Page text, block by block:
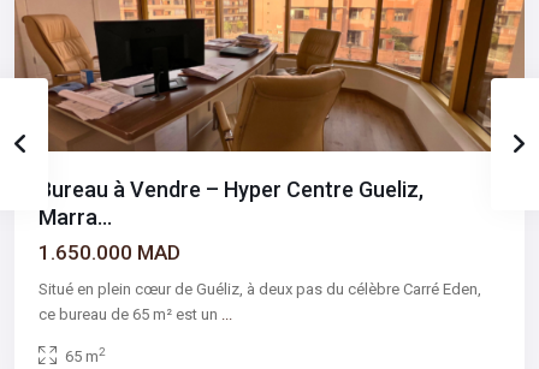
Bureau à Vendre – Hyper Centre Gueliz,
Marra...
1.650.000 MAD
Situé en plein cœur de Guéliz, à deux pas du célèbre Carré Eden,
ce bureau de 65 m² est un ...
65 m2